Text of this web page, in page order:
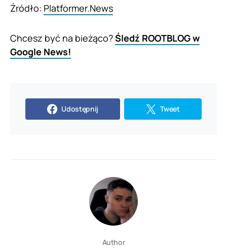
Źródło: Platformer.News
Chcesz być na bieżąco?Śledź ROOTBLOG w
Google News!
Udostępnij Tweet
Author